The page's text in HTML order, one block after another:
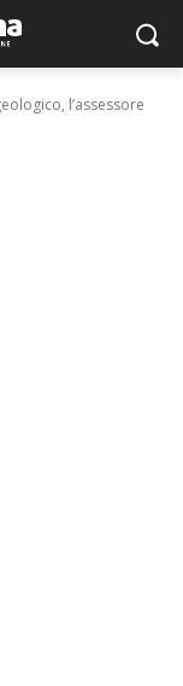
l’assessore